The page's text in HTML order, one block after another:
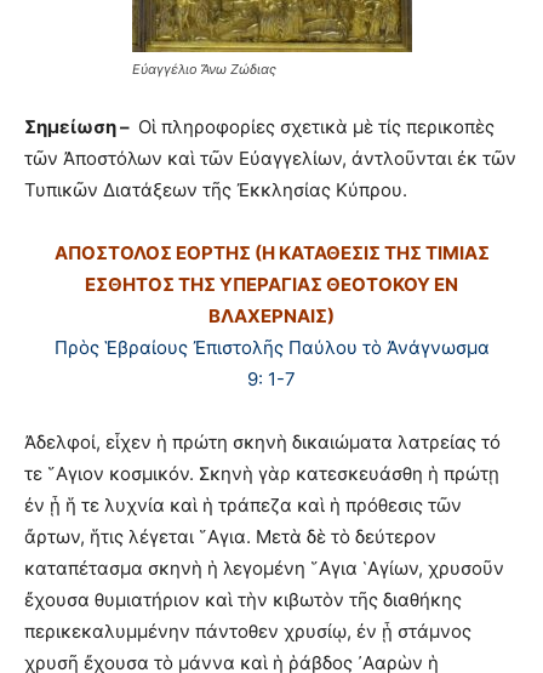
Εὐαγγέλιο Ἄνω Ζώδιας
Σημείωση – Οἱ πληροφορίες σχετικὰ μὲ τίς περικοπὲς
τῶν Ἀποστόλων καὶ τῶν Εὐαγγελίων, ἀντλοῦνται ἐκ τῶν
Τυπικῶν Διατάξεων τῆς Ἐκκλησίας Κύπρου.
ΑΠΟΣΤΟΛΟΣ ΕΟΡΤΗΣ (Η ΚΑΤΑΘΕΣΙΣ ΤΗΣ ΤΙΜΙΑΣ
ΕΣΘΗΤΟΣ ΤΗΣ ΥΠΕΡΑΓΙΑΣ ΘΕΟΤΟΚΟΥ ΕΝ
ΒΛΑΧΕΡΝΑΙΣ)
Πρὸς Ἑβραίους Ἐπιστολῆς Παύλου τὸ Ἀνάγνωσμα
9: 1-7
Ἀδελφοί, εἶχεν ἡ πρώτη σκηνὴ δικαιώματα λατρείας τό
τε ῞Αγιον κοσμικόν. Σκηνὴ γὰρ κατεσκευάσθη ἡ πρώτῃ
ἐν ᾗ ἥ τε λυχνία καὶ ἡ τράπεζα καὶ ἡ πρόθεσις τῶν
ἄρτων, ἥτις λέγεται ῞Αγια. Μετὰ δὲ τὸ δεύτερον
καταπέτασμα σκηνὴ ἡ λεγομένη ῞Αγια ῾Αγίων, χρυσοῦν
ἔχουσα θυμιατήριον καὶ τὴν κιβωτὸν τῆς διαθήκης
περικεκαλυμμένην πάντοθεν χρυσίῳ, ἐν ᾗ στάμνος
χρυσῆ ἔχουσα τὸ μάννα καὶ ἡ ῥάβδος ᾿Ααρὼν ἡ